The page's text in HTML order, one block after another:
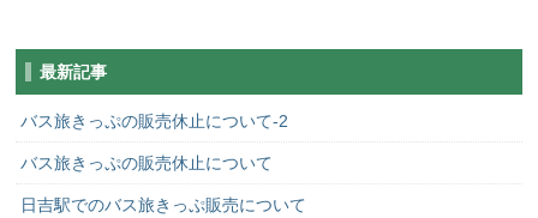
最新記事
バス旅きっぷの販売休止について-2
バス旅きっぷの販売休止について
日吉駅でのバス旅きっぷ販売について